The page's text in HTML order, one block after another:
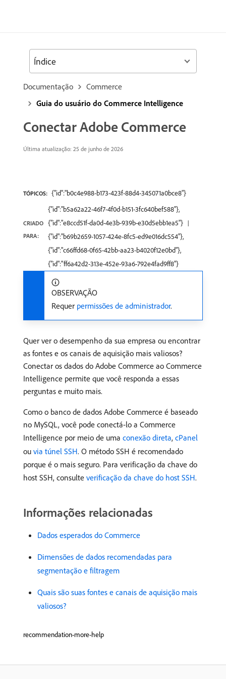
Documentação
Commerce
Guia do usuário do Commerce Intelligence
Conectar Adobe Commerce
Última atualização: 25 de junho de 2026
TÓPICOS: {"id":"b0c4e988-b173-423f-88d4-345071a0bce8"}
CRIADO
PARA:
{"id":"b5a62a22-46f7-4f0d-b151-3fc640bef588"},
{"id":"e8ccd51f-da0d-4e3b-939b-e30d5ebb1ea5"}
{"id":"b69b2659-1057-424e-8fc5-ed9e016dc554"},
{"id":"c66ffd68-0f65-42bb-aa23-b4020f12e0bd"},
{"id":"ff6a42d2-313e-452e-93a6-792e4fad9ff8"}
OBSERVAÇÃO
Requer permissões de administrador.
Quer ver o desempenho da sua empresa ou encontrar
as fontes e os canais de aquisição mais valiosos?
Conectar os dados do Adobe Commerce ao Commerce
Intelligence permite que você responda a essas
perguntas e muito mais.
Como o banco de dados Adobe Commerce é baseado
no MySQL, você pode conectá-lo a Commerce
Intelligence por meio de uma conexão direta, cPanel
ou via túnel SSH. O método SSH é recomendado
porque é o mais seguro. Para verificação da chave do
host SSH, consulte verificação da chave do host SSH.
Informações relacionadas
Dados esperados do Commerce
Dimensões de dados recomendadas para
segmentação e filtragem
Quais são suas fontes e canais de aquisição mais
valiosos?
recommendation-more-help
Índice